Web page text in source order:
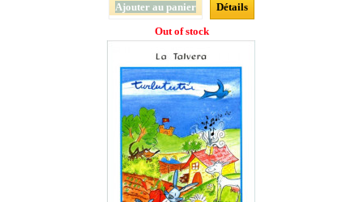
Ajouter au panier
Détails
Out of stock